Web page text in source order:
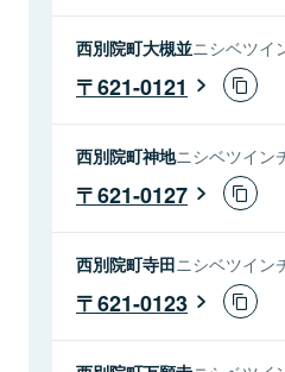
西別院町大槻並ニシベツイ
621-0121
西別院町神地ニシベツイン
621-0127
西別院町寺田ニシベツイン
621-0123